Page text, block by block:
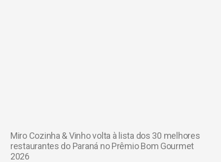
Miro Cozinha & Vinho volta à lista dos 30 melhores
restaurantes do Paraná no Prêmio Bom Gourmet
2026